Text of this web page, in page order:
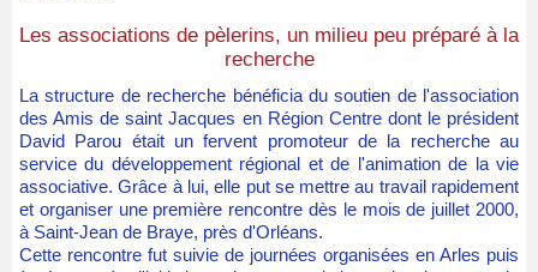
Les associations de pèlerins, un milieu peu préparé à la
recherche
La structure de recherche bénéficia du soutien de l'association
des Amis de saint Jacques en Région Centre dont le président
David Parou était un fervent promoteur de la recherche au
service du développement régional et de l'animation de la vie
associative. Grâce à lui, elle put se mettre au travail rapidement
et organiser une première rencontre dès le mois de juillet 2000,
à Saint-Jean de Braye, près d'Orléans.
Cette rencontre fut suivie de journées organisées en Arles puis